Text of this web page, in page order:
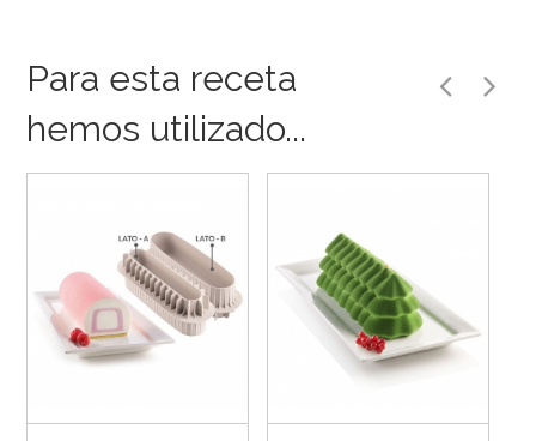
Para esta receta
hemos utilizado...